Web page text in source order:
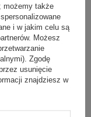
możemy także
i w jakim celu są
Możesz
Zgodę
usunięcie
znajdziesz w